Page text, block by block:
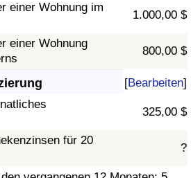
einer Wohnung im
1.000,00 $
einer Wohnung
800,00 $
[Bearbeiten]
325,00 $
für 20
?
Land
Index (aktuell)
Index